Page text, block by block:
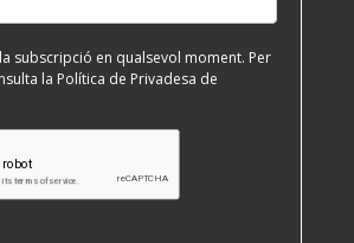
la subscripció en qualsevol moment. Per
la Política de Privadesa de